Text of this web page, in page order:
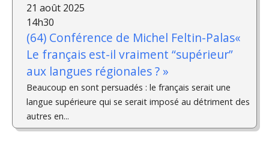
21 août 2025
14h30
(64) Conférence de Michel Feltin-Palas«
Le français est-il vraiment “supérieur”
aux langues régionales ? »
Beaucoup en sont persuadés : le français serait une
langue supérieure qui se serait imposé au détriment des
autres en...